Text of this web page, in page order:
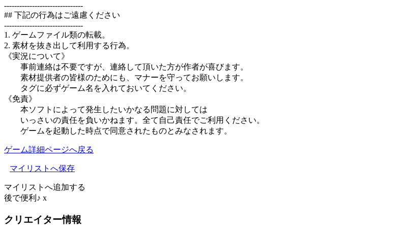
-------------------------------
## 下記の行為はご遠慮ください
-------------------------------
1. ゲームファイル類の転載。
2. 素材を抜き出して利用する行為。
《実況について》
事前連絡は不要ですが、連絡して頂いた方が作者が喜びます。
素材提供者の皆様のためにも、マナーを守ってお願いします。
タグに必ずゲーム名を入れておいてください。
《免責》
本ソフトによって発生したいかなる問題に対しては
いっさいの責任を負いかねます。全て自己責任でご利用ください。
ゲームを起動した時点で同意されたものとみなされます。
ゲーム詳細ページへ戻る
マイリストへ保存
マイリストへ追加する
後で便利♪ x
クリエイター情報